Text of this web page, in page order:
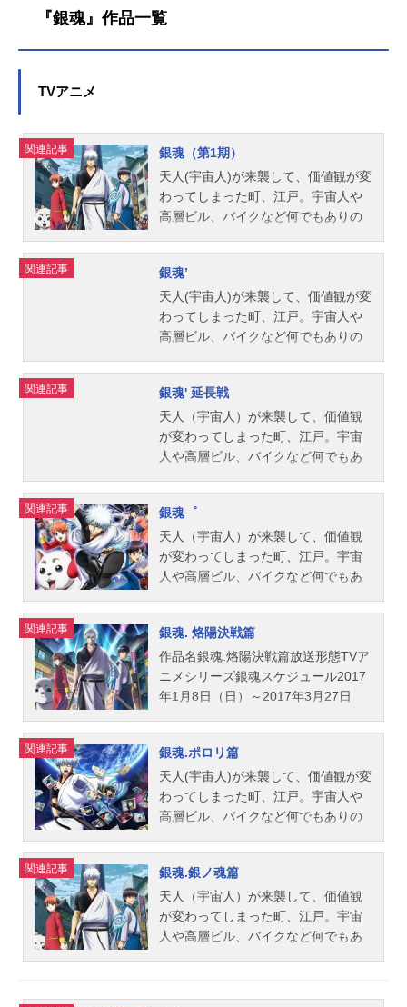
『銀魂』作品一覧
TVアニメ
関連記事
銀魂（第1期）
天人(宇宙人)が来襲して、価値観が変
わってしまった町、江戸。宇宙人や
高層ビル、バイクなど何でもありの
サムライがいた。男の名は坂田銀
時。いい加減で無鉄砲、でもキメる
ところはさりげなくキメたりし
て…。笑えて、泣けて、心温まる、
銀さんと仲間たちの生き様、得とご
態TVアニメシリーズ銀魂スケジュー
ル2006年4月4日（火）～2006年9月
19日（火）2006年10月5日（木）～2
010年3月25日（木）テレビ東京ほか
話数全201話キャスト坂田銀時：杉田
理恵定春：高橋美佳子近藤勲：千葉
進歩土方十四郎：中井和哉沖田総
悟：鈴村健一山崎退：太田哲治松平
片栗虎：若本規夫桂小太郎：石田彰
志村妙：ゆきのさつきお登勢：くじ
三：立木文彦猿飛あやめ：小林ゆう
坂本辰馬：三木眞一郎服部全蔵：藤
原啓治ハタ皇子：阪口候一寺門通：
高橋美佳子スタッフ原作：空知英秋
掲載：集英社｢週刊少年ジャンプ｣監
暁キャラクターデザイン･総作画監
督：竹内進二デザインワークス：今
石進美術監督：野村裕樹色彩設定：
歌川律子撮影監督：老平英編集：瀬
山武...
関連記事
銀魂’
天人(宇宙人)が来襲して、価値観が変
わってしまった町、江戸。宇宙人や
高層ビル、バイクなど何でもありの
サムライがいた。男の名は坂田銀
時。いい加減で無鉄砲、でもキメる
ところはさりげなくキメたりし
て…。笑えて、泣けて、心温まる、
銀さんと仲間たちの生き様、得とご
メシリーズ銀魂スケジュール2011年
4月4日（月）～2012年3月26日
（月）テレビ東京ほか話数全51話キ
ャスト坂田銀時：杉田智和志村新
八：阪口大助神楽：釘宮理恵定春：
四郎：中井和哉沖田総悟：鈴村健一
山崎退：太田哲治松平片栗虎：若本
規夫桂小太郎：石田彰志村妙：雪野
五月（ゆきのさつき）お登勢：くじ
らキャサリン：杉本ゆう長谷川泰
寺門通：高橋美佳子スタッフ原作：
空知英秋連載：｢週刊少年ジャンプ｣
発行：集英社監修：高松信司監督：
藤田陽一シリーズ構成：大和屋暁キ
ャラクターデザイン：竹内進二デザ
野村裕樹色彩設定：歌川律子撮影監
督：老平英編集：瀬山武司CG監督：
中島豊音楽：AudioHighs音響監督：
小林克良アニメーション制作：サン
ライズ（...
関連記事
銀魂' 延長戦
天人（宇宙人）が来襲して、価値観
が変わってしまった町、江戸。宇宙
人や高層ビル、バイクなど何でもあ
後のサムライがいた。男の名は坂田
銀時。いい加減で無鉄砲、でもキメ
るところはさりげなくキメたりし
て…。笑えて、泣けて、心温まる、
銀さんと仲間たちの生き様、得とご
TVアニメシリーズ銀魂スケジュール
2012年10月4日（木）〜2013年3月2
8日（木）テレビ東京ほか話数全13話
キャスト坂田銀時：杉田智和志村新
八：阪口大助神楽：釘宮理恵定春：
勲：千葉進歩土方十四郎：中井和哉
沖田総悟：鈴村健一山崎退：太田哲
治桂小太郎：石田彰高杉晋助：子安
武人長谷川泰三：立木文彦猿飛あや
め：小林ゆうたま：南央美柳生九兵
登勢：くじらキャサリン：杉本ゆう
スタッフ原作：空知英秋連載：「週
刊少年ジャンプ」発行：集英社監
修：高松信司監督：藤田陽一シリー
ズ構成：大和屋暁キャラクターデザ
定：歌川律子撮影監督：老平英編
関連記事
銀魂゜
天人（宇宙人）が来襲して、価値観
が変わってしまった町、江戸。宇宙
人や高層ビル、バイクなど何でもあ
後のサムライがいた。男の名は坂田
銀時。いい加減で無鉄砲、でもキメ
るところはさりげなくキメたりし
て…。笑えて、泣けて、心温まる、
銀さんと仲間たちの生き様、得とご
ニメシリーズ銀魂スケジュール2015
年4月8日（水）～2016年3月30日
（水）テレビ東京系ほか話数全51話
キャスト坂田銀時：杉田智和志村新
八：阪口大助神楽：釘宮理恵定春：
四郎：中井和哉沖田総悟：鈴村健一
山崎退：太田哲治桂小太郎：石田彰
高杉晋助：子安武人柳生九兵衛：折
笠富美子志村妙：ゆきのさつきお登
勢：くじらキャサリン：杉本ゆうた
やめ：小林ゆう坂本辰馬：三木眞一
関連記事
銀魂. 烙陽決戦篇
作品名銀魂.烙陽決戦篇放送形態TVア
ニメシリーズ銀魂スケジュール2017
年1月8日（日）～2017年3月27日
ャスト坂田銀時：杉田智和志村新
八：阪口大助神楽：釘宮理恵定春：
高橋美佳子近藤勲：千葉進歩土方十
四郎：中井和哉沖田総悟：鈴村健一
山崎退：太田哲治松平片栗虎：若本
安武人河上万斉：山崎たくみ来島ま
た子：早水リサ武市変平太：茶風林
柳生九兵衛：折笠富美子東城歩：遊
佐浩二志村妙：雪野五月お登勢：く
じらキャサリン：杉本ゆう長谷川泰
原啓治寺門通：高橋美佳子平賀源
関連記事
銀魂.ポロリ篇
天人(宇宙人)が来襲して、価値観が変
わってしまった町、江戸。宇宙人や
高層ビル、バイクなど何でもありの
サムライがいた。男の名は坂田銀
時。いい加減で無鉄砲、でもキメる
ところはさりげなくキメたりし
て…。笑えて、泣けて、心温まる、
銀さんと仲間たちの生き様、得とご
ル2017年10月1日（日）～2017年12
関連記事
銀魂.銀ノ魂篇
天人（宇宙人）が来襲して、価値観
が変わってしまった町、江戸。宇宙
人や高層ビル、バイクなど何でもあ
銀時。いい加減で無鉄砲、でもキメ